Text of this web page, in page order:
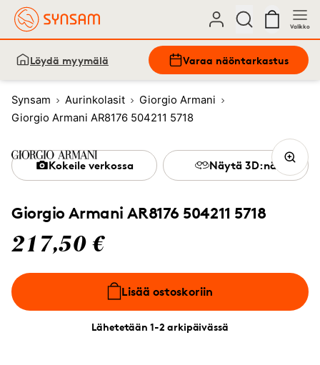
Valikko
Löydä myymälä Varaa näöntarkastus
Synsam Aurinkolasit
Giorgio Armani
Giorgio Armani AR8176 504211 5718
Giorgio Armani AR8176 504211 5718
217,50 €
Lisää ostoskoriin
Lähetetään 1-2 arkipäivässä
Kokeile verkossa Näytä 3D:nä